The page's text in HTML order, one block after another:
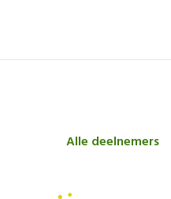
Alle deelnemers